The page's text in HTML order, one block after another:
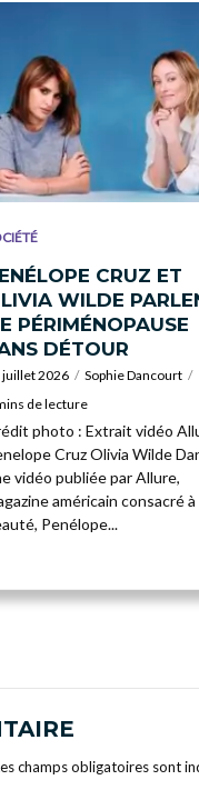
CRUZ ET
WILDE
PÉRIMÉNOPAUSE
DÉTOUR
juillet 2026
Sophie Dancourt
de lecture
photo : Extrait vidéo
Cruz Olivia Wilde
vidéo publiée par Allure,
américain consacré à
Penélope...
champs obligatoires sont